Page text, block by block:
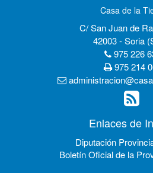
Casa de la
C/ San Juan de
42003 - Soria
975 226
975 214
Enlaces de
Diputación
Boletín Oficial de la